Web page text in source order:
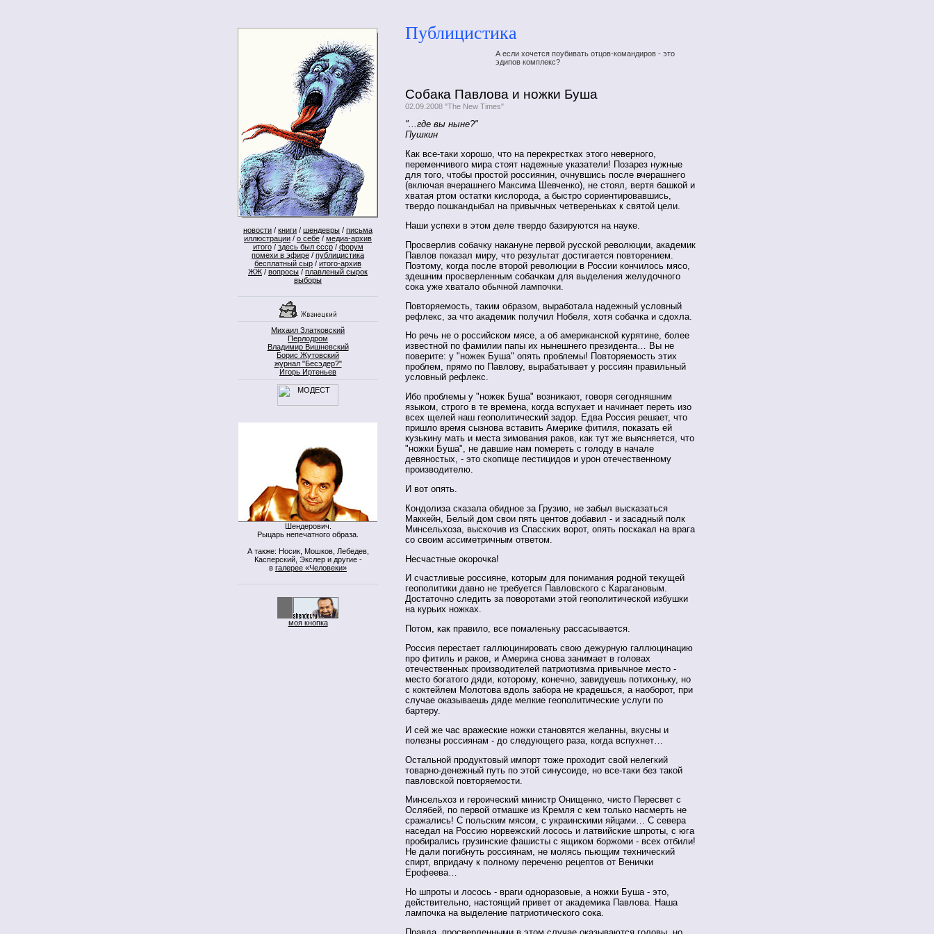
новости / книги / шендевры / письма
иллюстрации / о себе / медиа-архив
итого/ здесь был ссср/ форум
помехи в эфире / публицистика
бесплатный сыр / итого-архив
ЖЖ / вопросы / плавленый сырок
выборы
Михаил Златковский
Перлодром
Владимир Вишневский
Борис Жутовский
журнал "Бесэдер?"
Игорь Иртеньев
Шендерович.
Рыцарь непечатного образа.
А также: Носик, Мошков, Лебедев,
Касперский, Экслер и другие -
в галерее «Человеки»
моя кнопка
Публицистика
А если хочется поубивать отцов-командиров - это
эдипов комплекс?
Собака Павлова и ножки Буша
02.09.2008 "The New Times"
"...где вы ныне?"
Пушкин
Как все-таки хорошо, что на перекрестках этого неверного,
переменчивого мира стоят надежные указатели! Позарез нужные
для того, чтобы простой россиянин, очнувшись после вчерашнего
(включая вчерашнего Максима Шевченко), не стоял, вертя башкой и
хватая ртом остатки кислорода, а быстро сориентировавшись,
твердо пошкандыбал на привычных четвереньках к святой цели.
Наши успехи в этом деле твердо базируются на науке.
Просверлив собачку накануне первой русской революции, академик
Павлов показал миру, что результат достигается повторением.
Поэтому, когда после второй революции в России кончилось мясо,
здешним просверленным собачкам для выделения желудочного
сока уже хватало обычной лампочки.
Повторяемость, таким образом, выработала надежный условный
рефлекс, за что академик получил Нобеля, хотя собачка и сдохла.
Но речь не о российском мясе, а об американской курятине, более
известной по фамилии папы их нынешнего президента… Вы не
поверите: у "ножек Буша" опять проблемы! Повторяемость этих
проблем, прямо по Павлову, вырабатывает у россиян правильный
условный рефлекс.
Ибо проблемы у "ножек Буша" возникают, говоря сегодняшним
языком, строго в те времена, когда вспухает и начинает переть изо
всех щелей наш геополитический задор. Едва Россия решает, что
пришло время сызнова вставить Америке фитиля, показать ей
кузькину мать и места зимования раков, как тут же выясняется, что
"ножки Буша", не давшие нам помереть с голоду в начале
девяностых, - это скопище пестицидов и урон отечественному
производителю.
И вот опять.
Кондолиза сказала обидное за Грузию, не забыл высказаться
Маккейн, Белый дом свои пять центов добавил - и засадный полк
Минсельхоза, выскочив из Спасских ворот, опять поскакал на врага
со своим ассиметричным ответом.
Несчастные окорочка!
И счастливые россияне, которым для понимания родной текущей
геополитики давно не требуется Павловского с Карагановым.
Достаточно следить за поворотами этой геополитической избушки
на курьих ножках.
Потом, как правило, все помаленьку рассасывается.
Россия перестает галлюцинировать свою дежурную галлюцинацию
про фитиль и раков, и Америка снова занимает в головах
отечественных производителей патриотизма привычное место -
место богатого дяди, которому, конечно, завидуешь потихоньку, но
с коктейлем Молотова вдоль забора не крадешься, а наоборот, при
случае оказываешь дяде мелкие геополитические услуги по
бартеру.
И сей же час вражеские ножки становятся желанны, вкусны и
полезны россиянам - до следующего раза, когда вспухнет…
Остальной продуктовый импорт тоже проходит свой нелегкий
товарно-денежный путь по этой синусоиде, но все-таки без такой
павловской повторяемости.
Минсельхоз и героический министр Онищенко, чисто Пересвет с
Ослябей, по первой отмашке из Кремля с кем только насмерть не
сражались! С польским мясом, с украинскими яйцами… С севера
наседал на Россию норвежский лосось и латвийские шпроты, с юга
пробирались грузинские фашисты с ящиком боржоми - всех отбили!
Не дали погибнуть россиянам, не молясь пьющим технический
спирт, впридачу к полному переченю рецептов от Венички
Ерофеева…
Но шпроты и лосось - враги одноразовые, а ножки Буша - это,
действительно, настоящий привет от академика Павлова. Наша
лампочка на выделение патриотического сока.